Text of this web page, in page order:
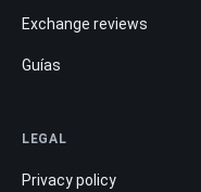
Exchange reviews
Guías
LEGAL
Privacy policy